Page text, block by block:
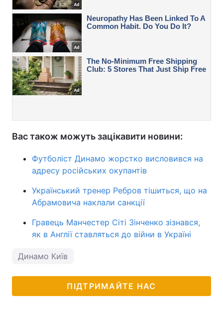
Вас також можуть зацікавити новини:
Футболіст Динамо жорстко висловився на
адресу російських окупантів
Український тренер Ребров тішиться, що на
Абрамовича наклали санкції
Гравець Манчестер Сіті Зінченко зізнався,
як в Англії ставляться до війни в Україні
Динамо Київ
ПІДТРИМАЙТЕ НАС